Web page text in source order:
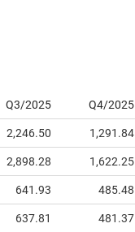
Q3/2025 Q4/2025
2,246.50 1,291.84
2,898.28 1,622.25
641.93 485.48
637.81 481.37